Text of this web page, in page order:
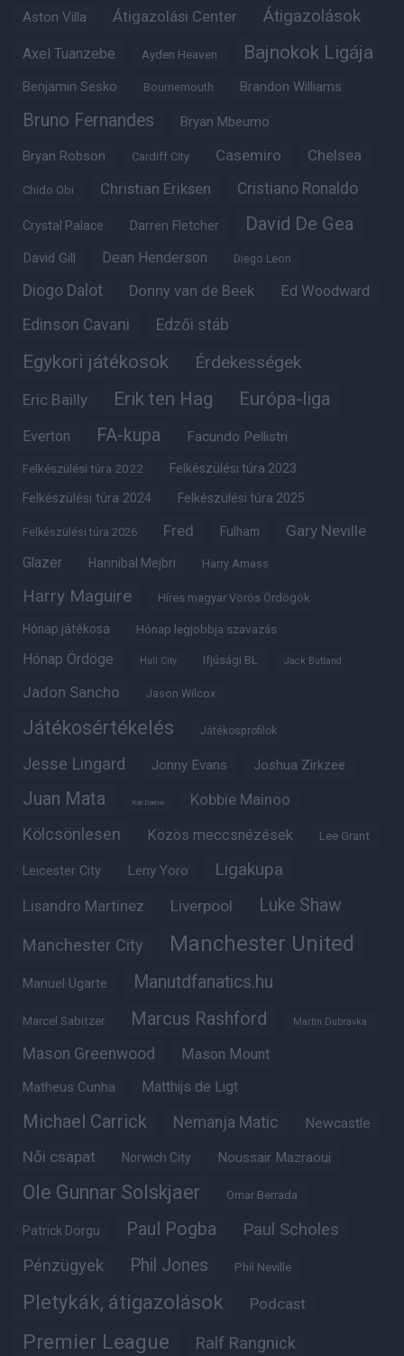
Aston Villa Átigazolási Center Átigazolások
Axel Tuanzebe Ayden Heaven Bajnokok Ligája
Benjamin Sesko Bournemouth Brandon Williams
Bruno Fernandes Bryan Mbeumo
Bryan Robson Cardiff City Casemiro Chelsea
Chido Obi Christian Eriksen Cristiano Ronaldo
Crystal Palace Darren Fletcher David De Gea
David Gill Dean Henderson Diego Leon
Diogo Dalot Donny van de Beek Ed Woodward
Edinson Cavani Edzői stáb
Egykori játékosok Érdekességek
Eric Bailly Erik ten Hag Európa-liga
Everton FA-kupa Facundo Pellistri
Felkészülési túra 2022 Felkészülési túra 2023
Felkészülési túra 2024 Felkészülési túra 2025
Felkészülési túra 2026 Fred Fulham Gary Neville
Glazer Hannibal Mejbri Harry Amass
Harry Maguire Híres magyar Vörös Ördögök
Hónap játékosa Hónap legjobbja szavazás
Hónap Ördöge Hull City Ifjúsági BL Jack Butland
Jadon Sancho Jason Wilcox
Játékosértékelés Játékosprofilok
Jesse Lingard Jonny Evans Joshua Zirkzee
Juan Mata Karl Darlow Kobbie Mainoo
Kölcsönlesen Közös meccsnézések Lee Grant
Leicester City Leny Yoro Ligakupa
Lisandro Martinez Liverpool Luke Shaw
Manchester City Manchester United
Manuel Ugarte Manutdfanatics.hu
Marcel Sabitzer Marcus Rashford Martin Dubravka
Mason Greenwood Mason Mount
Matheus Cunha Matthijs de Ligt
Michael Carrick Nemanja Matic Newcastle
Női csapat Norwich City Noussair Mazraoui
Ole Gunnar Solskjaer Omar Berrada
Patrick Dorgu Paul Pogba Paul Scholes
Pénzügyek Phil Jones Phil Neville
Pletykák, átigazolások Podcast
Premier League Ralf Rangnick